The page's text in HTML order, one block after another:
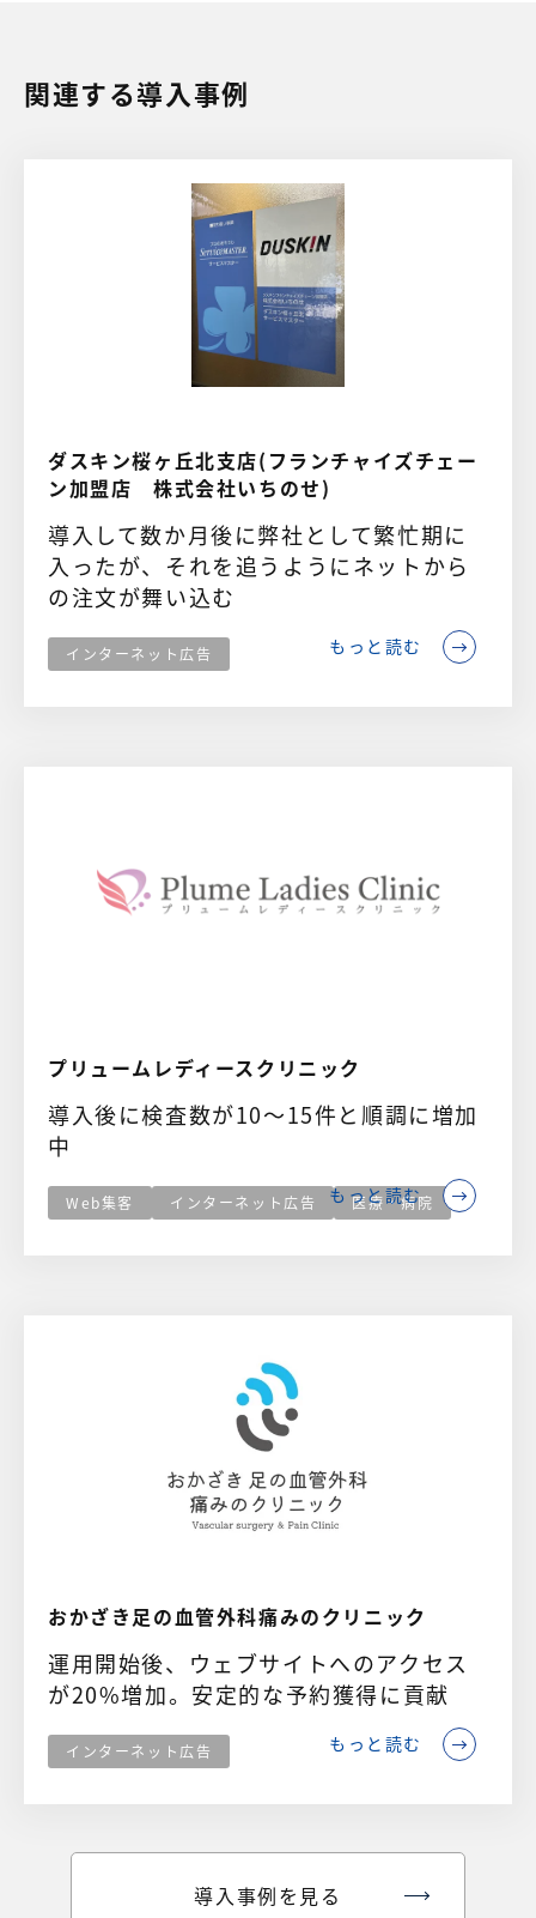
関連する導入事例
ダスキン桜ヶ丘北支店(フランチャイズチェー
ン加盟店 株式会社いちのせ)
導入して数か月後に弊社として繁忙期に
入ったが、それを追うようにネットから
の注文が舞い込む
インターネット広告 もっと読む
プリュームレディースクリニック
導入後に検査数が10～15件と順調に増加
中
Web集客 インターネット広告 医療・病院
もっと読む
おかざき足の血管外科痛みのクリニック
運用開始後、ウェブサイトへのアクセス
が20%増加。安定的な予約獲得に貢献
インターネット広告 もっと読む
導入事例を見る